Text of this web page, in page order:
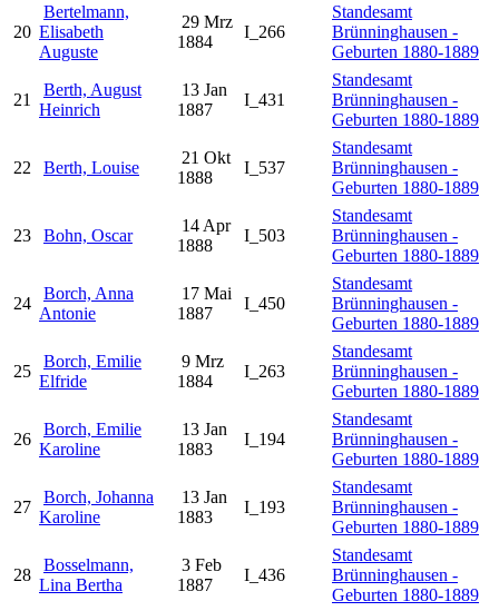
20
Bertelmann,
Elisabeth
Auguste
29 Mrz
1884
I_266
Standesamt
Brünninghausen -
Geburten 1880-1889
21
Berth, August
Heinrich
13 Jan
1887
I_431
Standesamt
Brünninghausen -
Geburten 1880-1889
22 Berth, Louise
21 Okt
1888
I_537
Standesamt
Brünninghausen -
Geburten 1880-1889
23 Bohn, Oscar
14 Apr
1888
I_503
Standesamt
Brünninghausen -
Geburten 1880-1889
24
Borch, Anna
Antonie
17 Mai
1887
I_450
Standesamt
Brünninghausen -
Geburten 1880-1889
25
Borch, Emilie
Elfride
9 Mrz
1884
I_263
Standesamt
Brünninghausen -
Geburten 1880-1889
26
Borch, Emilie
Karoline
13 Jan
1883
I_194
Standesamt
Brünninghausen -
Geburten 1880-1889
27
Borch, Johanna
Karoline
13 Jan
1883
I_193
Standesamt
Brünninghausen -
Geburten 1880-1889
28
Bosselmann,
Lina Bertha
3 Feb
1887
I_436
Standesamt
Brünninghausen -
Geburten 1880-1889